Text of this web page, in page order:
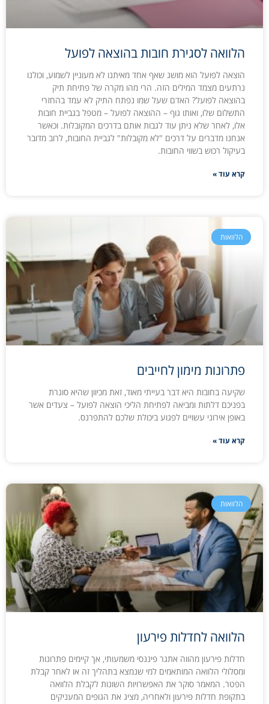
הלוואה לסגירת חובות בהוצאה לפועל
הוצאה לפועל הוא מושג שאף אחד מאיתנו לא מעוניין לשמוע, וכולנו
נרתעים מצמד המילים הזה. הרי מהו מקרה של פתיחת תיק
בהוצאה לפועל? האדם שעל שמו נפתח התיק לא עמד בהחזרי
התשלום שלו, ואותו גוף – ההוצאה לפועל – מטפל בגביית חובות
אלו, לאחר שלא ניתן עוד לגבות אותם בדרכים המקובלות. וכאשר
אנחנו מדברים על דרכים "לא מקובלות" לגביית החובות, לרוב מדובר
בעיקול רכוש בשווי החובות.
קרא עוד »
הלוואות
פתרונות מימון לחייבים
שקיעה בחובות היא דבר בעייתי מאוד, זאת מכיוון שהיא סוגרת
בפניכם דלתות ומביאה לפתיחת הליכי הוצאה לפועל – צעדים אשר
באופן אירוני עשויים לפגוע ביכולת שלכם להתפרנס.
קרא עוד »
הלוואות
הלוואה לחדלות פירעון
חדלות פירעון מהווה אתגר פיננסי משמעותי, אך קיימים פתרונות
ומסלולי הלוואה המותאמים למי שנמצא בתהליך זה או לאחר קבלת
הפטר. המאמר סוקר את האפשרויות השונות לקבלת הלוואה
בתקופת חדלות פירעון ולאחריה, מציג את הגופים המעניקים